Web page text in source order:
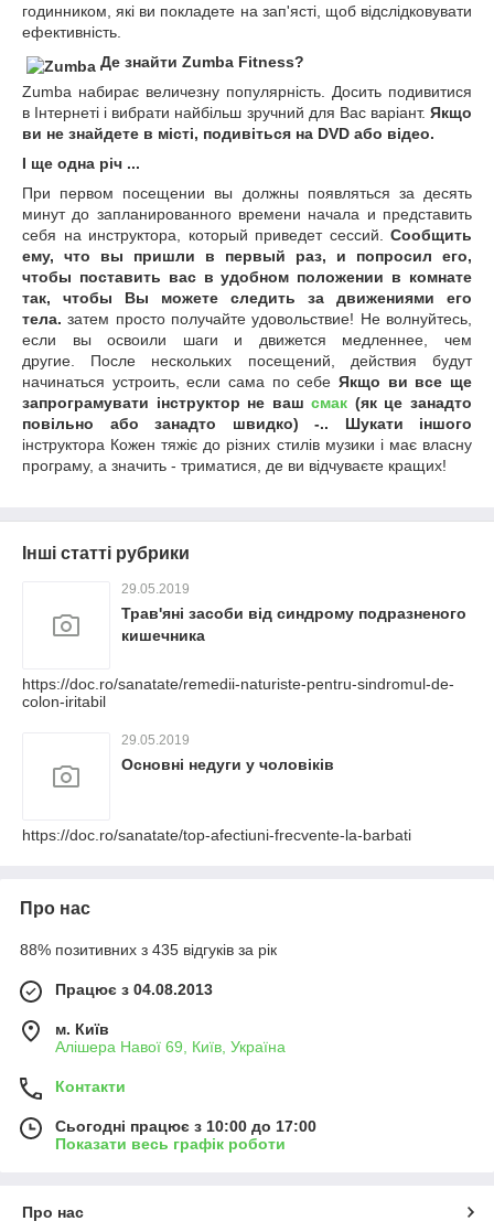
годинником, які ви покладете на зап'ясті, щоб відслідковувати
ефективність.
Де знайти Zumba Fitness?
Zumba набирає величезну популярність. Досить подивитися
в Інтернеті і вибрати найбільш зручний для Вас варіант. Якщо
ви не знайдете в місті, подивіться на DVD або відео.
І ще одна річ ...
При первом посещении вы должны появляться за десять
минут до запланированного времени начала и представить
себя на инструктора, который приведет сессий. Сообщить
ему, что вы пришли в первый раз, и попросил его,
чтобы поставить вас в удобном положении в комнате
так, чтобы Вы можете следить за движениями его
тела. затем просто получайте удовольствие! Не волнуйтесь,
если вы освоили шаги и движется медленнее, чем
другие. После нескольких посещений, действия будут
начинаться устроить, если сама по себе Якщо ви все ще
запрограмувати інструктор не вашсмак (як це занадто
повільно або занадто швидко) -.. Шукати іншого
інструктора Кожен тяжіє до різних стилів музики і має власну
програму, а значить - триматися, де ви відчуваєте кращих!
Інші статті рубрики
29.05.2019
Трав'яні засоби від синдрому подразненого
кишечника
https://doc.ro/sanatate/remedii-naturiste-pentru-sindromul-de-
colon-iritabil
29.05.2019
Основні недуги у чоловіків
https://doc.ro/sanatate/top-afectiuni-frecvente-la-barbati
Про нас
88% позитивних з 435 відгуків за рік
Працює з 04.08.2013
м. Київ
Алішера Навої 69, Київ, Україна
Контакти
Сьогодні працює з 10:00 до 17:00
Показати весь графік роботи
Про нас